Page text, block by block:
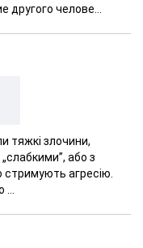
челове...
тяжкі злочини,
або з
агресію.